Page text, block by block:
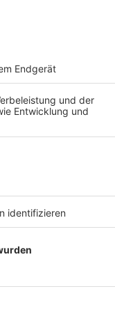
14:35
können uns zur
Morgen. Leute,
andere sich vor
die Wand hauen